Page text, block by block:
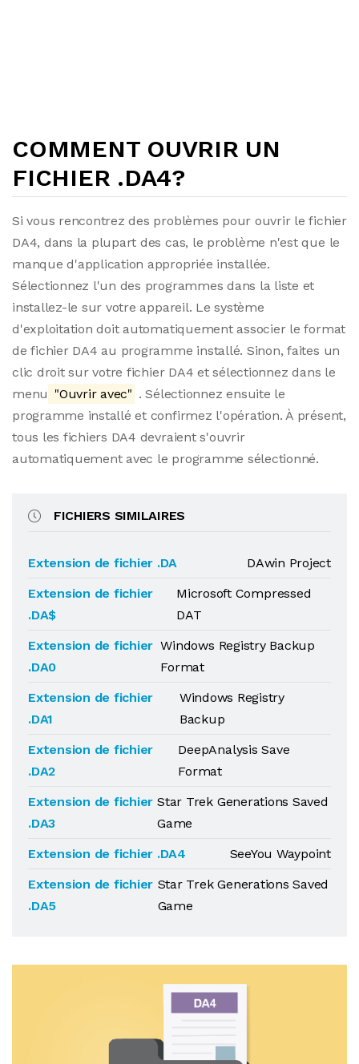
COMMENT OUVRIR UN
FICHIER .DA4?
Si vous rencontrez des problèmes pour ouvrir le fichier
DA4, dans la plupart des cas, le problème n'est que le
manque d'application appropriée installée.
Sélectionnez l'un des programmes dans la liste et
installez-le sur votre appareil. Le système
d'exploitation doit automatiquement associer le format
de fichier DA4 au programme installé. Sinon, faites un
clic droit sur votre fichier DA4 et sélectionnez dans le
menu "Ouvrir avec" . Sélectionnez ensuite le
programme installé et confirmez l'opération. À présent,
tous les fichiers DA4 devraient s'ouvrir
automatiquement avec le programme sélectionné.
FICHIERS SIMILAIRES
Extension de fichier .DA
DAwin Project
Extension de fichier
.DA$
Microsoft Compressed
DAT
Extension de fichier
.DA0
Windows Registry Backup
Format
Extension de fichier
.DA1
Windows Registry
Backup
Extension de fichier
.DA2
DeepAnalysis Save
Format
Extension de fichier
.DA3
Star Trek Generations Saved
Game
Extension de fichier .DA4
SeeYou Waypoint
Extension de fichier
.DA5
Star Trek Generations Saved
Game